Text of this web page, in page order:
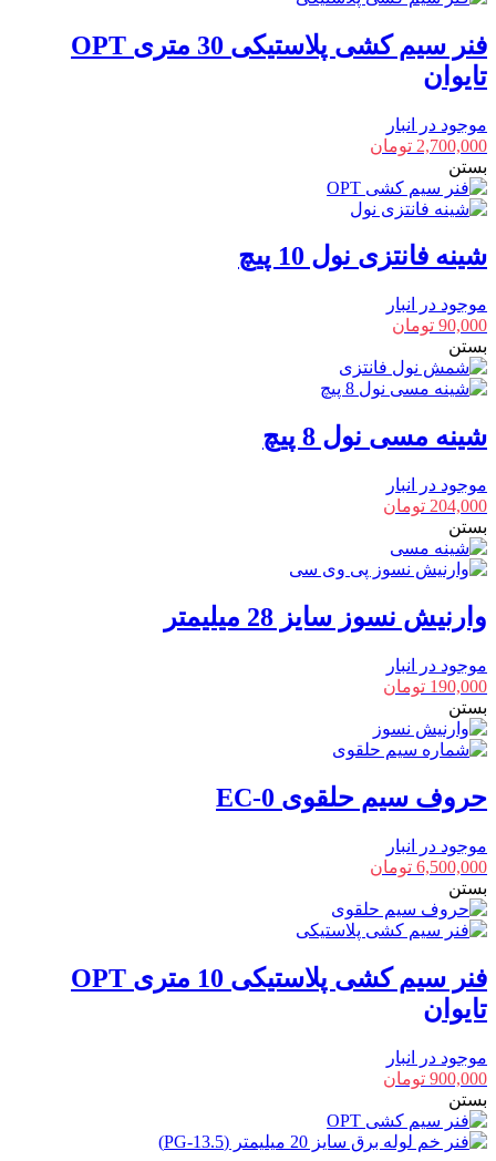
فنر سیم کشی پلاستیکی 30 متری OPT
تایوان
موجود در انبار
2,700,000 تومان
بستن
شینه فانتزی نول 10 پیچ
موجود در انبار
90,000 تومان
بستن
شینه مسی نول 8 پیچ
موجود در انبار
204,000 تومان
بستن
وارنیش نسوز سایز 28 میلیمتر
موجود در انبار
190,000 تومان
بستن
حروف سیم حلقوی EC-0
موجود در انبار
6,500,000 تومان
بستن
فنر سیم کشی پلاستیکی 10 متری OPT
تایوان
موجود در انبار
900,000 تومان
بستن